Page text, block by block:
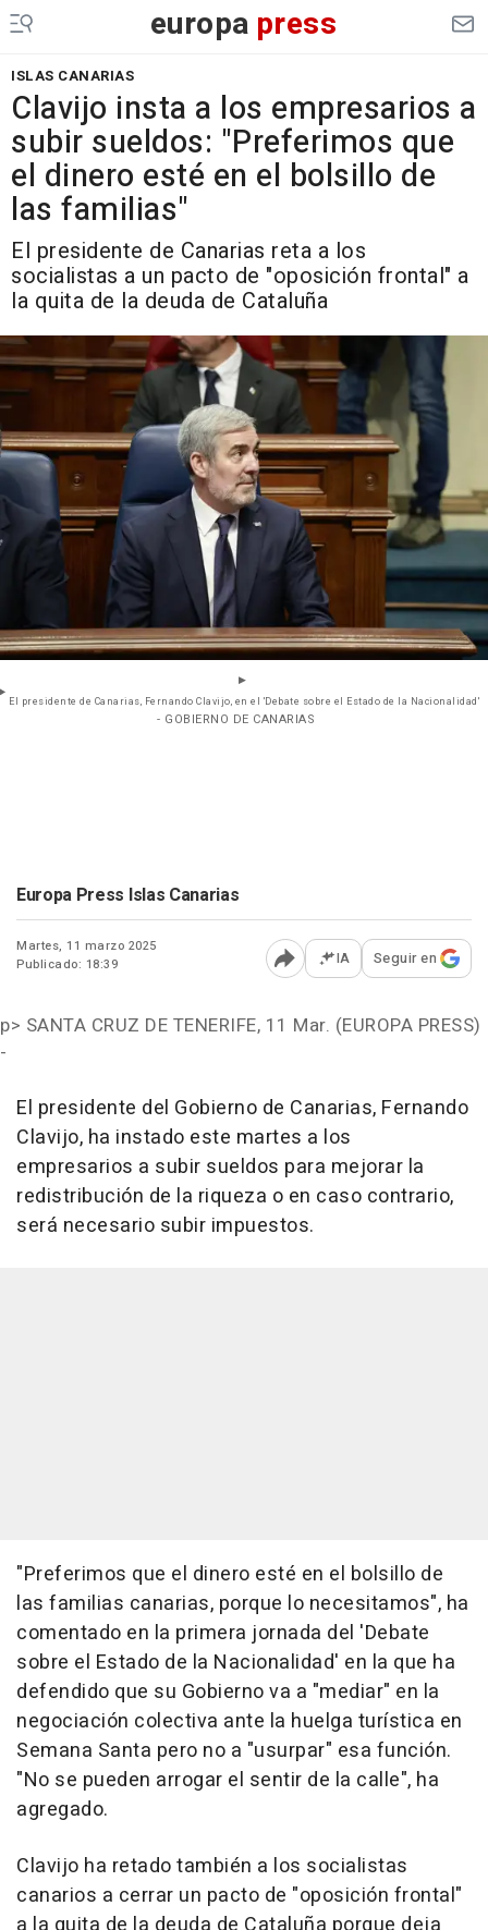
europa press
ISLAS CANARIAS
Clavijo insta a los empresarios a
subir sueldos: "Preferimos que
el dinero esté en el bolsillo de
las familias"
El presidente de Canarias reta a los
socialistas a un pacto de "oposición frontal" a
la quita de la deuda de Cataluña
El presidente de Canarias, Fernando Clavijo, en el 'Debate sobre el Estado de la Nacionalidad'
- GOBIERNO DE CANARIAS
Europa Press Islas Canarias
Martes, 11 marzo 2025
Publicado: 18:39
Abrir opciones para
IA Seguir en
p> SANTA CRUZ DE TENERIFE, 11 Mar. (EUROPA PRESS)
-
El presidente del Gobierno de Canarias, Fernando
Clavijo, ha instado este martes a los
empresarios a subir sueldos para mejorar la
redistribución de la riqueza o en caso contrario,
será necesario subir impuestos.
"Preferimos que el dinero esté en el bolsillo de
las familias canarias, porque lo necesitamos", ha
comentado en la primera jornada del 'Debate
sobre el Estado de la Nacionalidad' en la que ha
defendido que su Gobierno va a "mediar" en la
negociación colectiva ante la huelga turística en
Semana Santa pero no a "usurpar" esa función.
"No se pueden arrogar el sentir de la calle", ha
agregado.
Clavijo ha retado también a los socialistas
canarios a cerrar un pacto de "oposición frontal"